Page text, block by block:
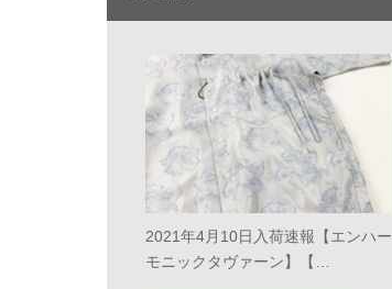
2021年4月10日入荷速報【エンハー
モニックタヴァーン】【…